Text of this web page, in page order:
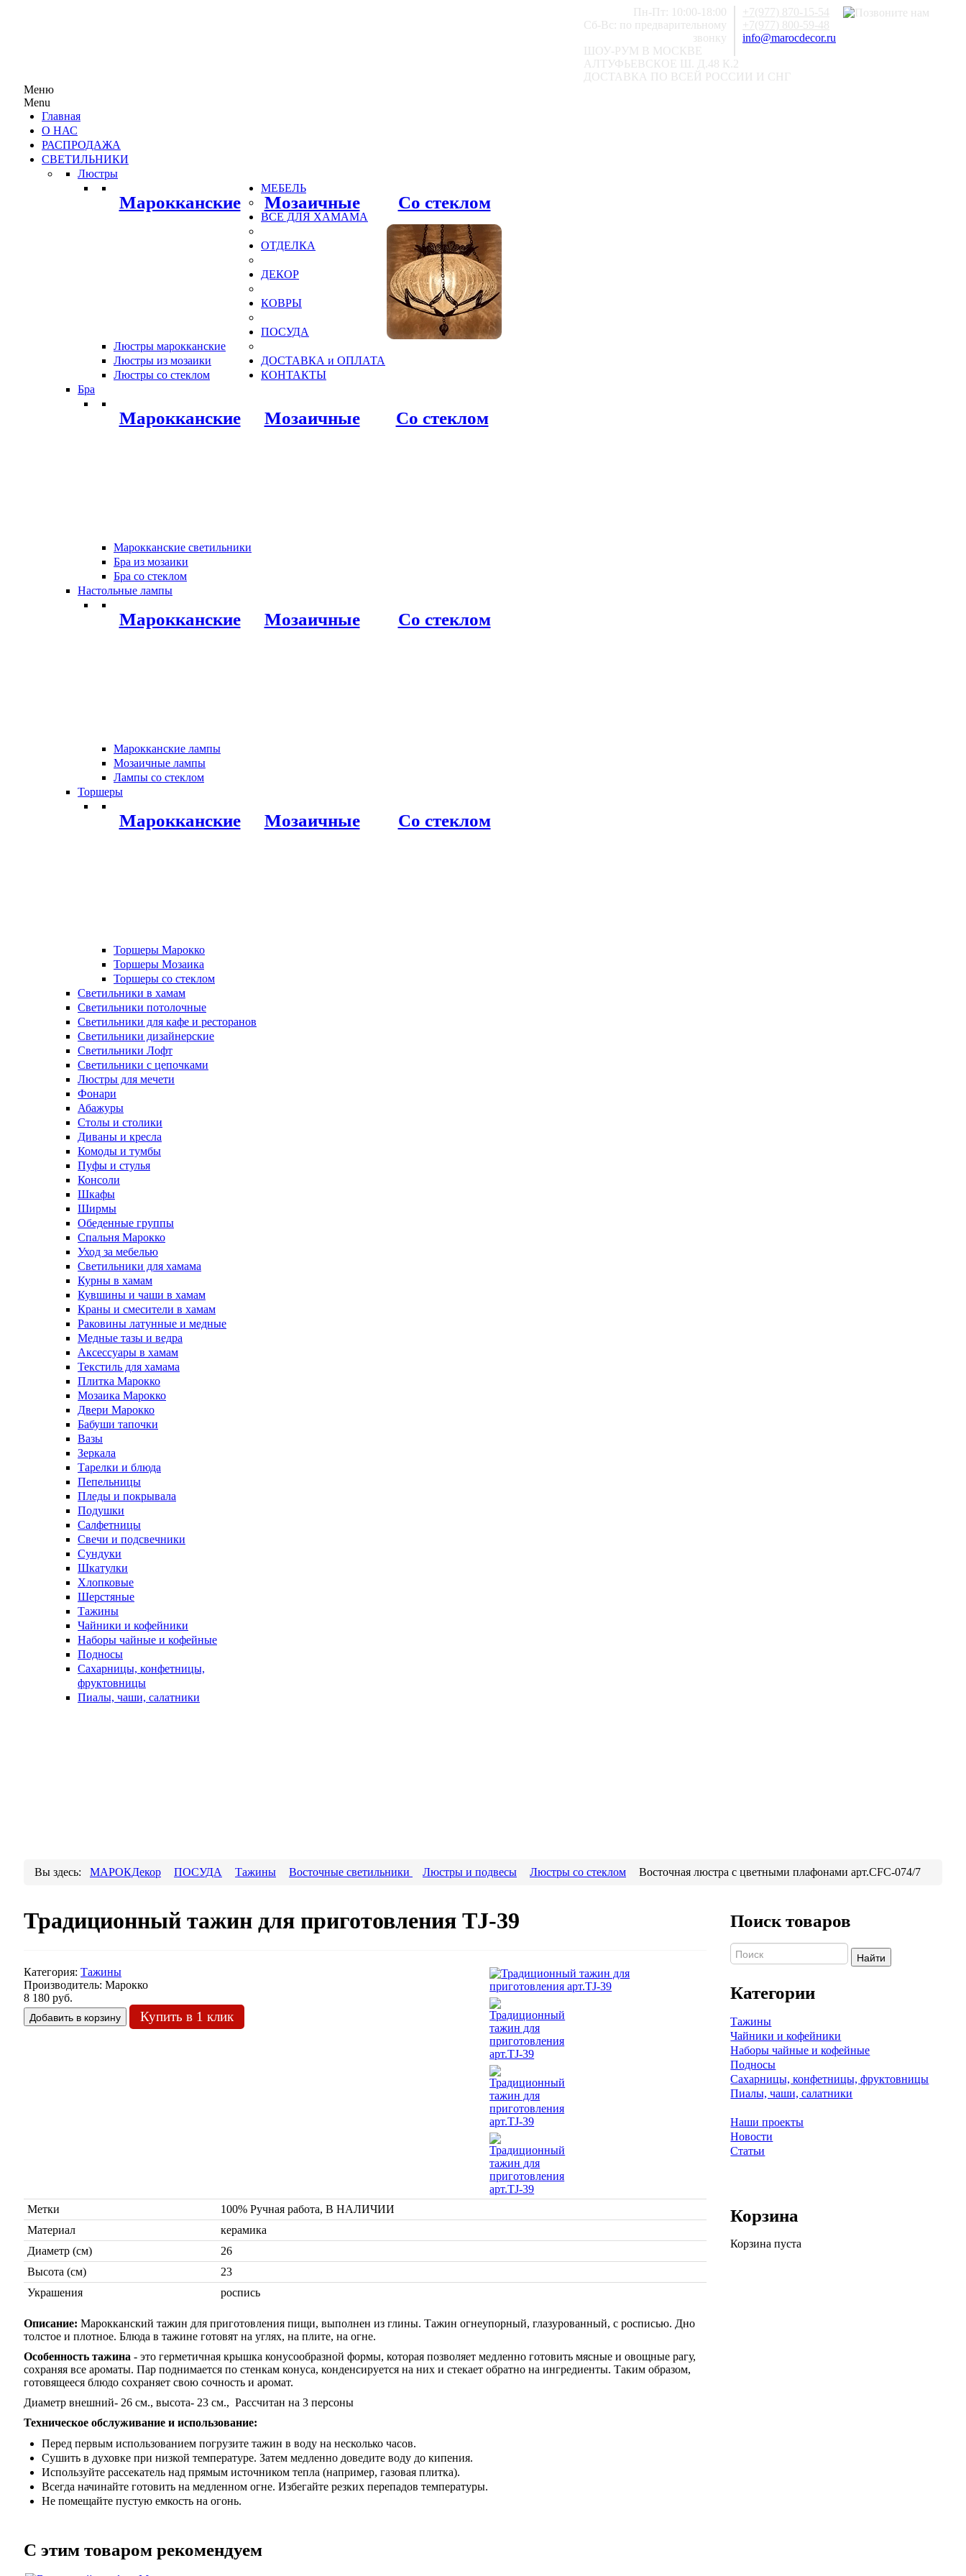
+7(977) 870-15-54
+7(977) 800-59-48
info@marocdecor.ru
Пн-Пт: 10:00-18:00
Сб-Вс: по предварительному
звонку
ШОУ-РУМ В МОСКВЕ
АЛТУФЬЕВСКОЕ Ш. Д.48 К.2
ДОСТАВКА ПО ВСЕЙ РОССИИ И СНГ
Меню
Menu
Главная
О НАС
РАСПРОДАЖА
СВЕТИЛЬНИКИ
Люстры
Марокканские Мозаичные Со стеклом
Люстры марокканские
Люстры из мозаики
Люстры со стеклом
Бра
Марокканские Мозаичные Со стеклом
Марокканские светильники
Бра из мозаики
Бра со стеклом
Настольные лампы
Марокканские Мозаичные Со стеклом
Марокканские лампы
Мозаичные лампы
Лампы со стеклом
Торшеры
Марокканские Мозаичные Со стеклом
Торшеры Марокко
Торшеры Мозаика
Торшеры со стеклом
Светильники в хамам
Светильники потолочные
Светильники для кафе и ресторанов
Светильники дизайнерские
Светильники Лофт
Светильники с цепочками
Люстры для мечети
Фонари
Абажуры
МЕБЕЛЬ
Столы и столики
Диваны и кресла
Комоды и тумбы
Пуфы и стулья
Консоли
Шкафы
Ширмы
Обеденные группы
Спальня Марокко
Уход за мебелью
ВСЕ ДЛЯ ХАМАМА
Светильники для хамама
Курны в хамам
Кувшины и чаши в хамам
Краны и смесители в хамам
Раковины латунные и медные
Медные тазы и ведра
Аксессуары в хамам
Текстиль для хамама
ОТДЕЛКА
Плитка Марокко
Мозаика Марокко
Двери Марокко
ДЕКОР
Бабуши тапочки
Вазы
Зеркала
Тарелки и блюда
Пепельницы
Пледы и покрывала
Подушки
Салфетницы
Свечи и подсвечники
Сундуки
Шкатулки
КОВРЫ
Хлопковые
Шерстяные
ПОСУДА
Тажины
Чайники и кофейники
Наборы чайные и кофейные
Подносы
Сахарницы, конфетницы,
фруктовницы
Пиалы, чаши, салатники
ДОСТАВКА и ОПЛАТА
КОНТАКТЫ
Вы здесь: МАРОКДекор ПОСУДА Тажины Восточные светильники Люстры и подвесы Люстры со стеклом Восточная люстра с цветными плафонами арт.CFC-074/7
Традиционный тажин для приготовления TJ-39
Категория: Тажины
Производитель: Марокко
8 180 руб.
Купить в 1 клик
Метки
100% Ручная работа, В НАЛИЧИИ
Материал
керамика
Диаметр (см)
26
Высота (см)
23
Украшения
роспись
Описание: Марокканский тажин для приготовления пищи, выполнен из глины. Тажин огнеупорный, глазурованный, с росписью. Дно
толстое и плотное. Блюда в тажине готовят на углях, на плите, на огне.
Особенность тажина - это герметичная крышка конусообразной формы, которая позволяет медленно готовить мясные и овощные рагу,
сохраняя все ароматы. Пар поднимается по стенкам конуса, конденсируется на них и стекает обратно на ингредиенты. Таким образом,
готовящееся блюдо сохраняет свою сочность и аромат.
Диаметр внешний- 26 см., высота- 23 см., Рассчитан на 3 персоны
Техническое обслуживание и использование:
Перед первым использованием погрузите тажин в воду на несколько часов.
Сушить в духовке при низкой температуре. Затем медленно доведите воду до кипения.
Используйте рассекатель над прямым источником тепла (например, газовая плитка).
Всегда начинайте готовить на медленном огне. Избегайте резких перепадов температуры.
Не помещайте пустую емкость на огонь.
C этим товаром рекомендуем
Поиск товаров
Найти
Категории
Тажины
Чайники и кофейники
Наборы чайные и кофейные
Подносы
Сахарницы, конфетницы, фруктовницы
Пиалы, чаши, салатники
Наши проекты
Новости
Статьи
Корзина
Корзина пуста